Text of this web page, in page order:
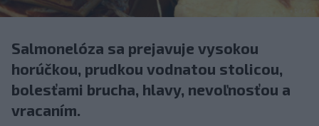
Salmonelóza sa prejavuje vysokou
horúčkou, prudkou vodnatou stolicou,
bolesťami brucha, hlavy, nevoľnosťou a
vracaním.